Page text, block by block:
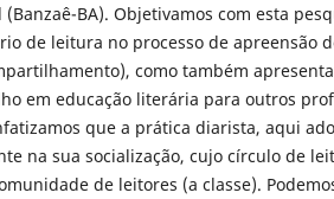
BA). Objetivamos com esta
de leitura no processo de apreensão
como também
em educação literária para outros
que a prática diarista, aqui
na sua socialização, cujo círculo de
de leitores (a classe).